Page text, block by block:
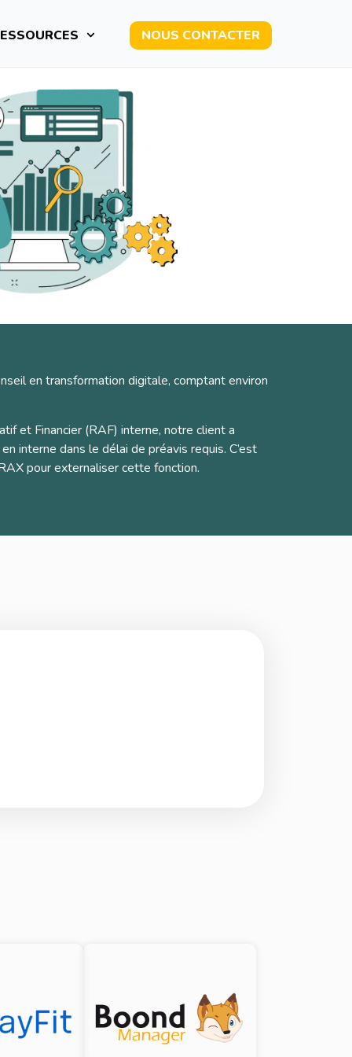
NOUS CONTACTER
en transformation digitale, comptant environ
et Financier (RAF) interne, notre client a
interne dans le délai de préavis requis. C’est
pour externaliser cette fonction.